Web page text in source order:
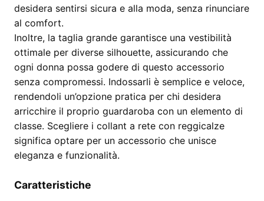
desidera sentirsi sicura e alla moda, senza rinunciare
al comfort.
Inoltre, la taglia grande garantisce una vestibilità
ottimale per diverse silhouette, assicurando che
ogni donna possa godere di questo accessorio
senza compromessi. Indossarli è semplice e veloce,
rendendoli un’opzione pratica per chi desidera
arricchire il proprio guardaroba con un elemento di
classe. Scegliere i collant a rete con reggicalze
significa optare per un accessorio che unisce
eleganza e funzionalità.
Caratteristiche